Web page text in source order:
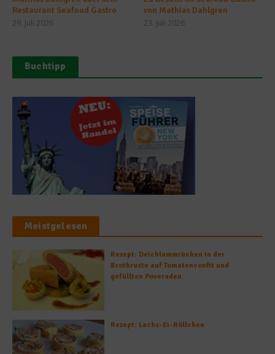
Restaurant Seafood Gastro
29. Juli 2026
von Mathias Dahlgren
23. Juli 2026
Buchtipp
Meistgelesen
Rezept: Deichlammrücken in der
Brotkruste auf Tomatenconfit und
gefüllten Poveraden
Rezept: Lachs-Ei-Röllchen